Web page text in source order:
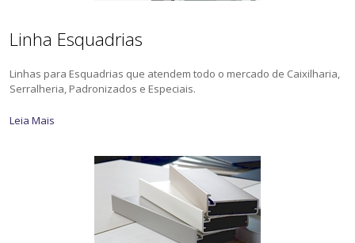
Linha Esquadrias
Linhas para Esquadrias que atendem todo o mercado de Caixilharia,
Serralheria, Padronizados e Especiais.
Leia Mais